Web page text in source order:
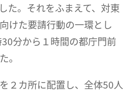
た。それをふまえて、対東
けた要請行動の一環とし
分から１時間の都庁門前
。
２カ所に配置し、全体50人